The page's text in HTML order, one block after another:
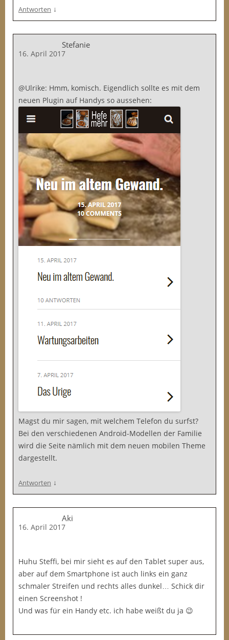
Antworten ↓
Stefanie
16. April 2017
@Ulrike: Hmm, komisch. Eigendlich sollte es mit dem
neuen Plugin auf Handys so aussehen:
Magst du mir sagen, mit welchem Telefon du surfst?
Bei den verschiedenen Android-Modellen der Familie
wird die Seite nämlich mit dem neuen mobilen Theme
dargestellt.
Antworten ↓
Aki
16. April 2017
Huhu Steffi, bei mir sieht es auf den Tablet super aus,
aber auf dem Smartphone ist auch links ein ganz
schmaler Streifen und rechts alles dunkel… Schick dir
einen Screenshot !
Und was für ein Handy etc. ich habe weißt du ja 😉